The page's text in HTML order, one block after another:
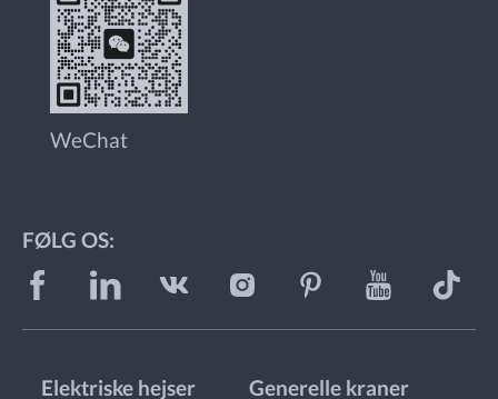
WeChat
FØLG OS:
Elektriske hejser Generelle kraner